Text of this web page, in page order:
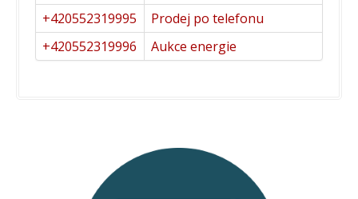
+420552319995
Prodej po telefonu
+420552319996
Aukce energie